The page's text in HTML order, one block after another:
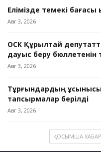
Елімізде темекі
Авг 3, 2026
ОСК Құрылтай
дауыс беру
Авг 3, 2026
Тұрғындардың ұсынысы
тапсырмалар берілді
Авг 3, 2026
ҚОСЫМША